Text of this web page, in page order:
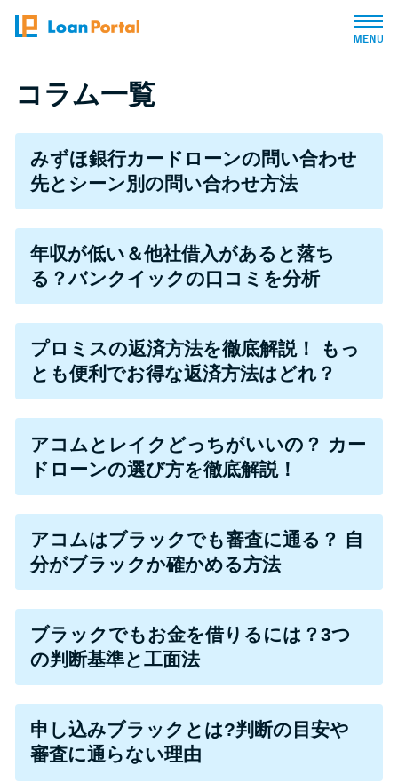
トップページ
総合人気ランキング
とにかくすぐ借りたい方向け
バレずに借りたい方向け
審査が不安な方向け
カードローン診断
カードローンQ&A
特集ページ
リボ払いをそのまま払いきると
損！
カードローンの見直しで40万円
得した話
最速！最短40分で借りられるカ
コラム一覧
みずほ銀行カードローンの問い合わせ
先とシーン別の問い合わせ方法
年収が低い＆他社借入があると落ち
る？バンクイックの口コミを分析
プロミスの返済方法を徹底解説！ もっ
とも便利でお得な返済方法はどれ？
アコムとレイクどっちがいいの？ カー
ドローンの選び方を徹底解説！
アコムはブラックでも審査に通る？ 自
分がブラックか確かめる方法
ブラックでもお金を借りるには？3つ
の判断基準と工面法
申し込みブラックとは?判断の目安や
審査に通らない理由